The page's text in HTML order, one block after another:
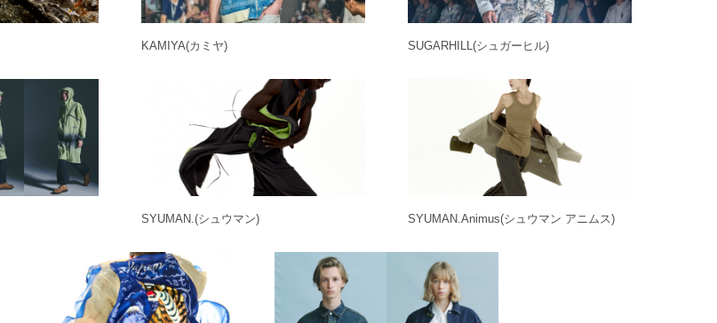
KAMIYA(カミヤ) SUGARHILL (シュガーヒル)
SYUMAN. (シュウマン) SYUMAN.Animus(シュウマン アニムス)